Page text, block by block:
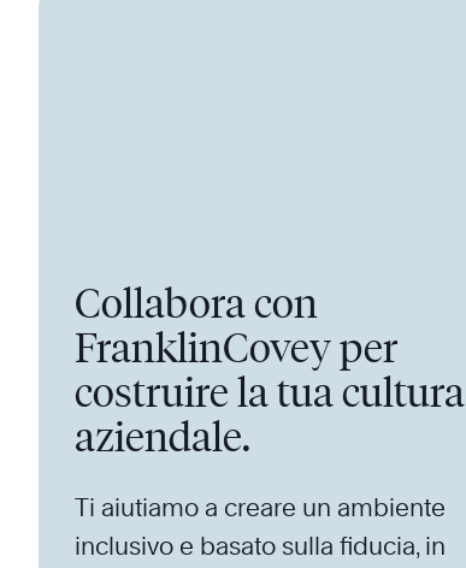
Collabora con
FranklinCovey per
costruire la tua cultura
aziendale.
Ti aiutiamo a creare un ambiente
inclusivo e basato sulla fiducia, in